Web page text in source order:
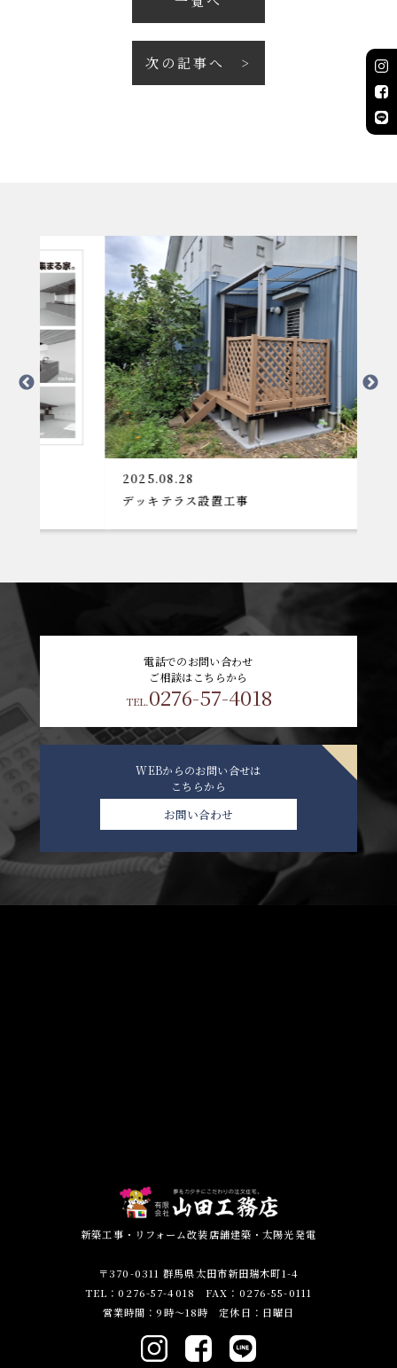
次の記事へ
2025.08.28
デッキテラス設置工事
電話でのお問い合わせ
ご相談はこちらから
TEL.0276-57-4018
WEBからのお問い合せは
こちらから
お問い合わせ
新築工事・リフォーム改装店舗建築・太陽光発電
〒370-0311 群馬県太田市新田瑞木町1-4
TEL：0276-57-4018 FAX：0276-55-0111
営業時間：9時～18時 定休日：日曜日